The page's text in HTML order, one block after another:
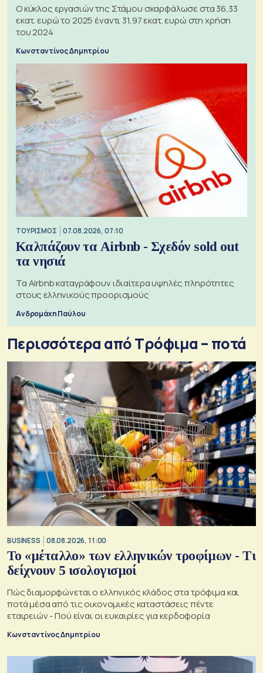
Ο κύκλος εργασιών της Στάμου σκαρφάλωσε στα 36,33
εκατ. ευρώ το 2025 έναντι 31,97 εκατ. ευρώ στη χρήση
του 2024
Κωνσταντίνος Δημητρίου
ΤΟΥΡΙΣΜΟΣ 07.08.2026, 07:10
Καλπάζουν τα Airbnb - Σχεδόν sold out
τα νησιά
Τα Airbnb καταγράφουν ιδιαίτερα υψηλές πληρότητες
στους ελληνικούς προορισμούς
Ανδρομάχη Παύλου
Περισσότερα από Τρόφιμα – ποτά
BUSINESS 08.08.2026, 11:00
Το «μέταλλο» των ελληνικών τροφίμων - Τι
δείχνουν 5 ισολογισμοί
Πώς διαμορφώνεται ο ελληνικός κλάδος στα τρόφιμα και
ποτά μέσα από τις οικονομικές καταστάσεις πέντε
εταιρειών - Πού είναι οι ευκαιρίες για κερδοφορία
Κωνσταντίνος Δημητρίου